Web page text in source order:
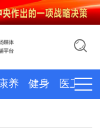
养 健身 医卫